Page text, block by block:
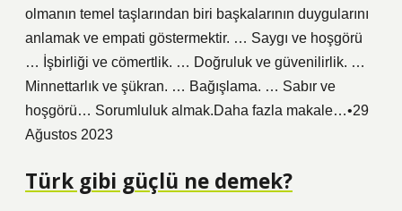
olmanın temel taşlarından biri başkalarının duygularını
anlamak ve empati göstermektir. … Saygı ve hoşgörü
… İşbirliği ve cömertlik. … Doğruluk ve güvenilirlik. …
Minnettarlık ve şükran. … Bağışlama. … Sabır ve
hoşgörü… Sorumluluk almak.Daha fazla makale…•29
Ağustos 2023
Türk gibi güçlü ne demek?